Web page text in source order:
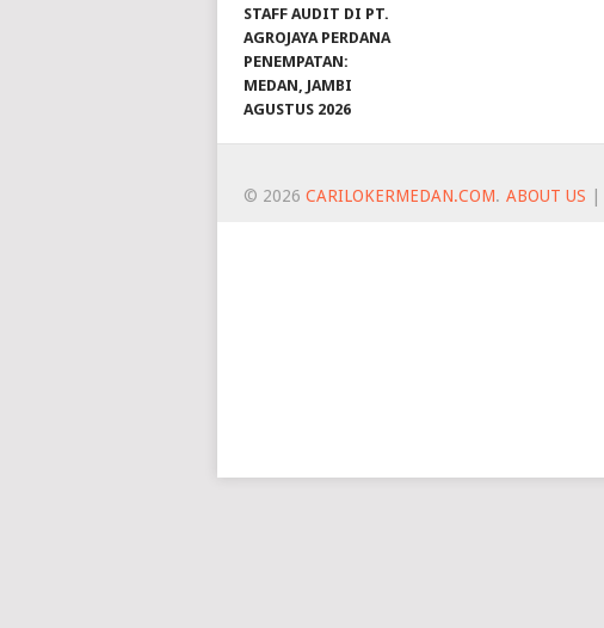
STAFF AUDIT DI PT.
AGROJAYA PERDANA
PENEMPATAN:
MEDAN, JAMBI
AGUSTUS 2026
© 2026 CARILOKERMEDAN.COM. ABOUT US |